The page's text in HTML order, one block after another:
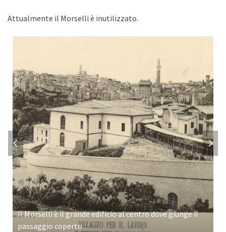
Attualmente il Morselli è inutilizzato.
Il Morselli è il grande edificio al centro dove giunge il
passaggio coperto